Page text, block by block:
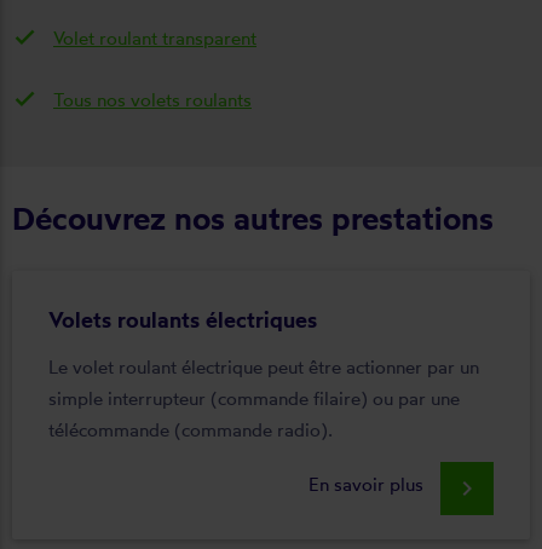
Volet roulant transparent
Tous nos volets roulants
Découvrez nos autres prestations
Volets roulants électriques
Le volet roulant électrique peut être actionner par un
simple interrupteur (commande filaire) ou par une
télécommande (commande radio).
En savoir plus keyboard_arrow_right